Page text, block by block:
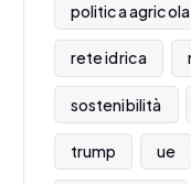
politica
rete idrica
sostenibilità
trump ue